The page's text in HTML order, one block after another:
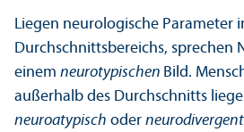
Liegen neurologische Parameter
Durchschnitts­bereichs, sprechen
einem neurotypischen Bild.
außerhalb des Durchschnitts
neuroatypisch oder neurodivergent